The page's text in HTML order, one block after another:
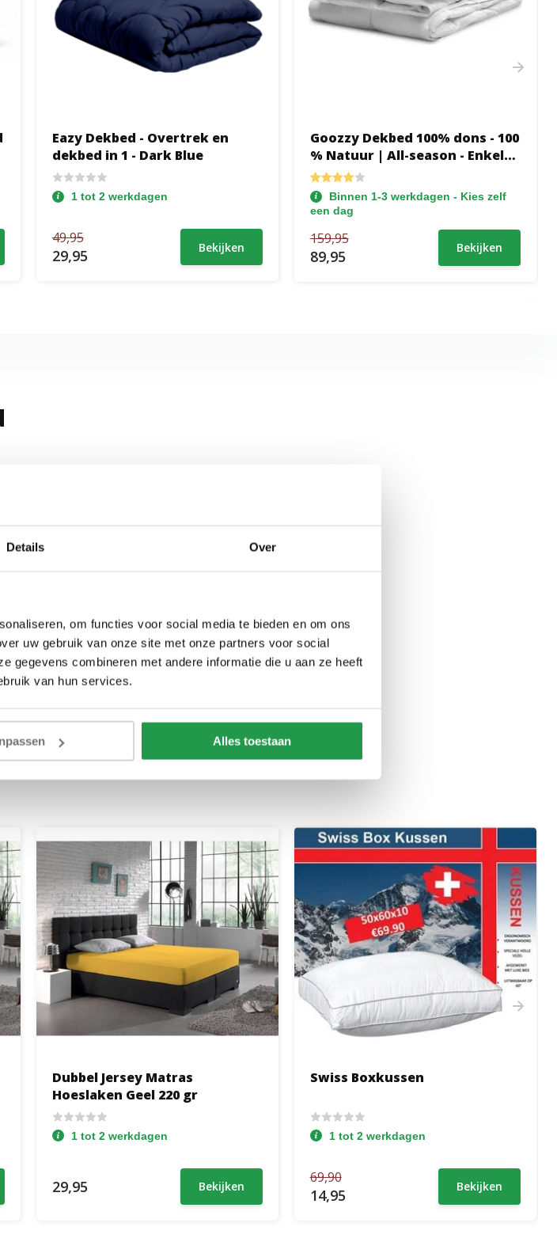
Details Over
om functies voor social media te bieden en om ons
uw gebruik van onze site met onze partners voor social
gegevens combineren met andere informatie die u aan ze heeft
van hun services.
Alles toestaan
Eazy Dekbed - Overtrek en
dekbed in 1 - Dark Blue
1 tot 2 werkdagen
49,95
29,95 Bekijken
Goozzy Dekbed 100% dons - 100
% Natuur | All-season - Enkel
Dekbed
Binnen 1-3 werkdagen - Kies zelf
een dag
159,95
89,95 Bekijken
Dubbel Jersey Matras
Hoeslaken Geel 220 gr
1 tot 2 werkdagen
29,95 Bekijken
Swiss Boxkussen
1 tot 2 werkdagen
69,90
14,95 Bekijken